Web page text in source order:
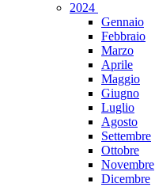
2024
Gennaio
Febbraio
Marzo
Aprile
Maggio
Giugno
Luglio
Agosto
Settembre
Ottobre
Novembre
Dicembre